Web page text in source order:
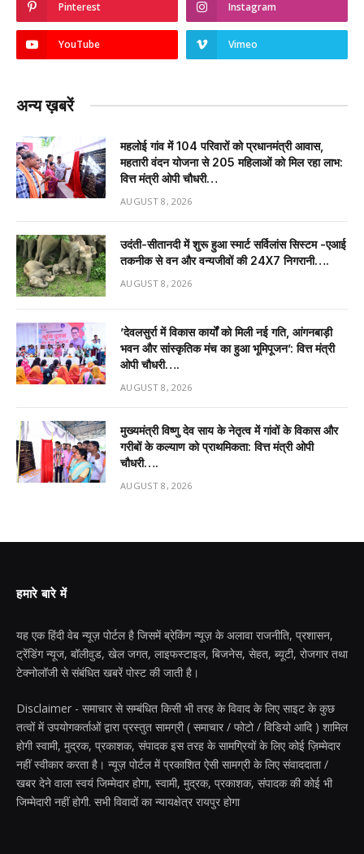
Pinterest Instagram
YouTube Vimeo
अन्य ख़बरें
महलोई गांव में 104 परिवारों को प्रधानमंत्री आवास,
महतारी वंदन योजना से 205 महिलाओं को मिल रहा लाभ:
वित्त मंत्री ओपी चौधरी…
AUGUST 8, 2026
उदंती-सीतानदी में शुरू हुआ स्मार्ट सर्विलांस सिस्टम -एआई
तकनीक से वन और वन्यजीवों की 24X7 निगरानी….
AUGUST 8, 2026
’देवलसुर्रा में विकास कार्यों को मिली नई गति, आंगनबाड़ी
भवन और सांस्कृतिक मंच का हुआ भूमिपूजन’: वित्त मंत्री
ओपी चौधरी….
AUGUST 8, 2026
मुख्यमंत्री विष्णु देव साय के नेतृत्व में गांवों के विकास और
गरीबों के कल्याण को प्राथमिकता: वित्त मंत्री ओपी
चौधरी….
AUGUST 8, 2026
हमारे बारे में
यह एक हिंदी वेब न्यूज़ पोर्टल है जिसमें ब्रेकिंग न्यूज़ के अलावा राजनीति, प्रशासन,
ट्रेंडिंग न्यूज, बॉलीवुड, खेल जगत, लाइफस्टाइल, बिजनेस, सेहत, ब्यूटी, रोजगार तथा
टेक्नोलॉजी से संबंधित खबरें पोस्ट की जाती है।
Disclaimer - समाचार से सम्बंधित किसी भी तरह के विवाद के लिए साइट के कुछ
तत्वों में उपयोगकर्ताओं द्वारा प्रस्तुत सामग्री ( समाचार / फोटो / विडियो आदि ) शामिल
होगी स्वामी, मुद्रक, प्रकाशक, संपादक इस तरह के सामग्रियों के लिए कोई ज़िम्मेदार
नहीं स्वीकार करता है। न्यूज़ पोर्टल में प्रकाशित ऐसी सामग्री के लिए संवाददाता /
खबर देने वाला स्वयं जिम्मेदार होगा, स्वामी, मुद्रक, प्रकाशक, संपादक की कोई भी
जिम्मेदारी नहीं होगी. सभी विवादों का न्यायक्षेत्र रायपुर होगा